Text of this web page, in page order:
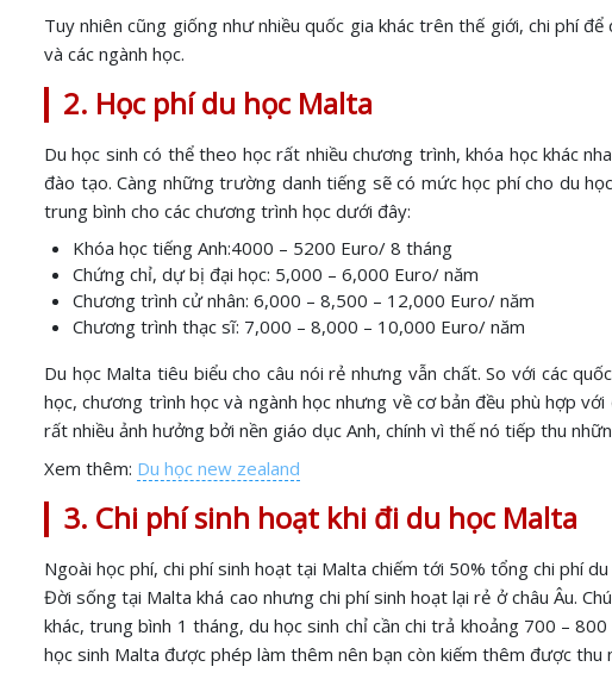
Tuy nhiên cũng giống như nhiều quốc gia khác trên thế giới, chi phí
và các ngành học.
2. Học phí du học Malta
Du học sinh có thể theo học rất nhiều chương trình, khóa học khác
đào tạo. Càng những trường danh tiếng sẽ có mức học phí cho du
trung bình cho các chương trình học dưới đây:
Khóa học tiếng Anh:4000 – 5200 Euro/ 8 tháng
Chứng chỉ, dự bị đại học: 5,000 – 6,000 Euro/ năm
Chương trình cử nhân: 6,000 – 8,500 – 12,000 Euro/ năm
Chương trình thạc sĩ: 7,000 – 8,000 – 10,000 Euro/ năm
Du học Malta tiêu biểu cho câu nói rẻ nhưng vẫn chất. So với các
học, chương trình học và ngành học nhưng về cơ bản đều phù hợp
rất nhiều ảnh hưởng bởi nền giáo dục Anh, chính vì thế nó tiếp thu
Xem thêm: Du học new zealand
3. Chi phí sinh hoạt khi đi du học Malta
Ngoài học phí, chi phí sinh hoạt tại Malta chiếm tới 50% tổng chi phí
Đời sống tại Malta khá cao nhưng chi phí sinh hoạt lại rẻ ở châu Âu.
khác, trung bình 1 tháng, du học sinh chỉ cần chi trả khoảng 700 –
học sinh Malta được phép làm thêm nên bạn còn kiếm thêm được thu